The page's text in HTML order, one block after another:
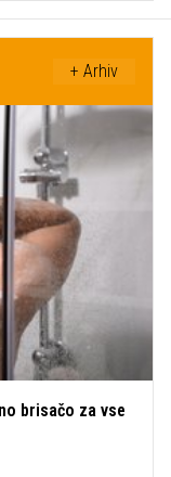
+ Arhiv
brisačo za vse